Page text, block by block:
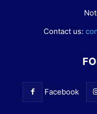
Contact us:
Facebook